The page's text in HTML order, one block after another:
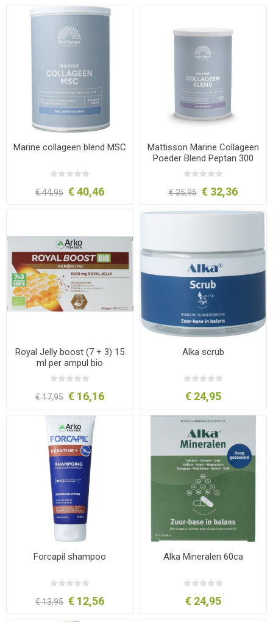
Marine collageen blend MSC
€ 44,95 € 40,46
Mattisson Marine Collageen
Poeder Blend Peptan 300
gram
€ 35,95 € 32,36
Royal Jelly boost (7 + 3) 15
ml per ampul bio
€ 17,95 € 16,16
Alka scrub
€ 24,95
Forcapil shampoo
€ 13,95 € 12,56
Alka Mineralen 60ca
€ 24,95